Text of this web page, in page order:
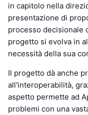
in capitolo nella
presentazione di
processo decisionale
progetto si evolva in
necessità della sua
Il progetto dà anche
all'interoperabilità,
aspetto permette ad
problemi con una